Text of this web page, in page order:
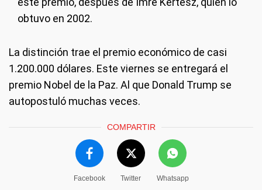
obtuvo en 2002.
La distinción trae el premio económico de casi
1.200.000 dólares. Este viernes se entregará el
premio Nobel de la Paz. Al que Donald Trump se
autopostuló muchas veces.
COMPARTIR
Facebook Twitter Whatsapp